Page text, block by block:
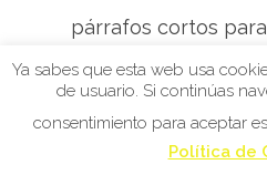
párrafos cortos
beneficios
Piensa en imágenes
Ya sabes que esta web usa
de usuario. Si continúas
consentimiento para aceptar
Política de